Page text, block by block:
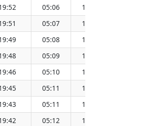
05:06 19:20
05:07 19:19
05:08 19:17
05:09 19:16
05:10 19:15
05:11 19:13
05:11 19:12
05:12 19:10